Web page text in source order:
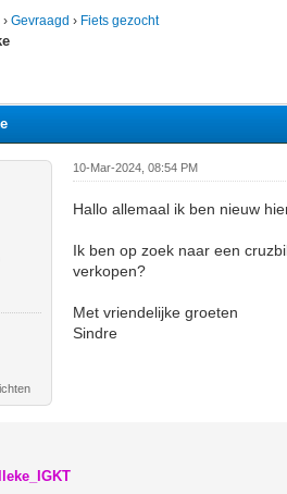
›Gevraagd › Fiets gezocht
10-Mar-2024, 08:54 PM
Hallo allemaal ik ben nieuw
Ik ben op zoek naar een
verkopen?
Met vriendelijke groeten
Sindre